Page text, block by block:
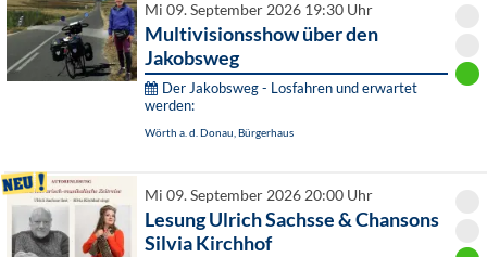
Mi 09. September 2026 19:30 Uhr
Multivisionsshow über den
Jakobsweg
Der Jakobsweg - Losfahren und erwartet
werden:
Wörth a. d. Donau, Bürgerhaus
Mi 09. September 2026 20:00 Uhr
Lesung Ulrich Sachsse & Chansons
Silvia Kirchhof